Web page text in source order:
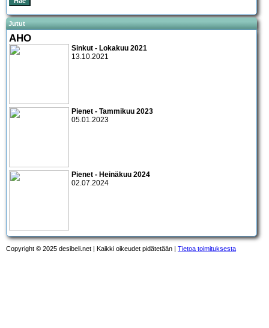
Jutut
AHO
Sinkut - Lokakuu 2021
13.10.2021
Pienet - Tammikuu 2023
05.01.2023
Pienet - Heinäkuu 2024
02.07.2024
Copyright © 2025 desibeli.net | Kaikki oikeudet pidätetään | Tietoa toimituksesta